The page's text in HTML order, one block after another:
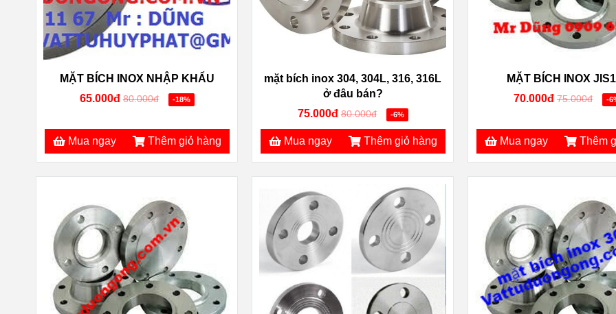
MẶT BÍCH INOX NHẬP KHẨU
65.000đ 80.000đ -18%
Mua ngay Thêm giỏ hàng
mặt bích inox 304, 304L, 316, 316L
ở đâu bán?
75.000đ 80.000đ -6%
Mua ngay Thêm giỏ hàng
MẶT BÍCH INOX
70.000đ 75.000đ -
Mua ngay Thêm